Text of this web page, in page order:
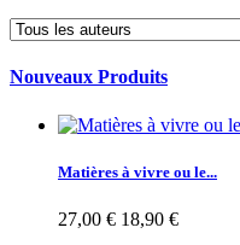
Nouveaux Produits
Matières à vivre ou le...
27,00 € 18,90 €